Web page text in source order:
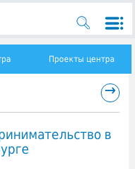
Проекты центра
→
в